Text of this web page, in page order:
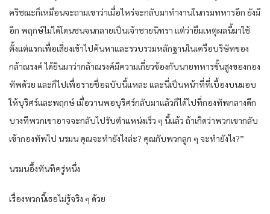
คริชณะก็เหมือนจะถามเขาว่าเมื่อไหร่จะกลับมาทำงานในกรมทหารอีก ยังมี
อีก พฤกษ์ไม่ได้โดนชนจนกลายเป็นเจ้าชายนิทรา แต่ว่ายืมเหตุผลนี้มาใช้
ตั้งแต่แรกเพื่อเสี่ยงเข้าไปค้นหาและรวบรวมหลักฐานในเครือบริษัทของ
กล้าณรงค์ ได้ยินมาว่ากล้าณรงค์มีความเกี่ยวข้องกับนายทหารขั้นสูงของกอง
ทัพด้วย และก็ไปเพื่อรายชื่อฉบับนี้แหละ และนี่เป็นหน้าที่ที่เบื้องบนมอบ
ให้บุริศร์และพฤกษ์ เมื่อวานพอบุริศร์กลับมาแล้วก็ได้ไปที่กองทัพกลางดึก
บางทีพวกเขาอาจจะกลับไปรับตำแหน่งเร็ว ๆ นี้แล้ว ถ้าเกิดว่าพวกเขากลับ
เข้ากองทัพไป นรมน คุณจะทำยังไงล่ะ? คุณกับพวกลูก ๆ จะทำยังไง?”
นรมนอึ้งทันทีครู่หนึ่ง
เรื่องพวกนี้เธอไม่รู้จริง ๆ ด้วย